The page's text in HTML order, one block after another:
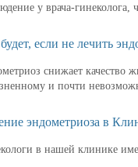
у врача-гинеколога,
если не лечить
снижает качество
и почти
эндометриоза в
в нашей клинике